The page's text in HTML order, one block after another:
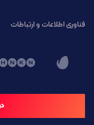
فناوری اطلاعات و ارتباطات